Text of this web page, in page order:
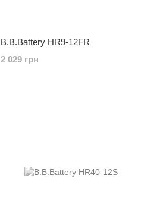
B.B.Battery HR9-12FR
2 029 грн